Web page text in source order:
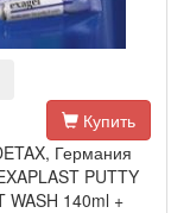
Купить
Германия
PUTTY
WASH 140ml +